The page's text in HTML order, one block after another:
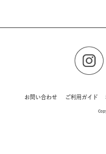
お問い合わせ ご利用ガイド